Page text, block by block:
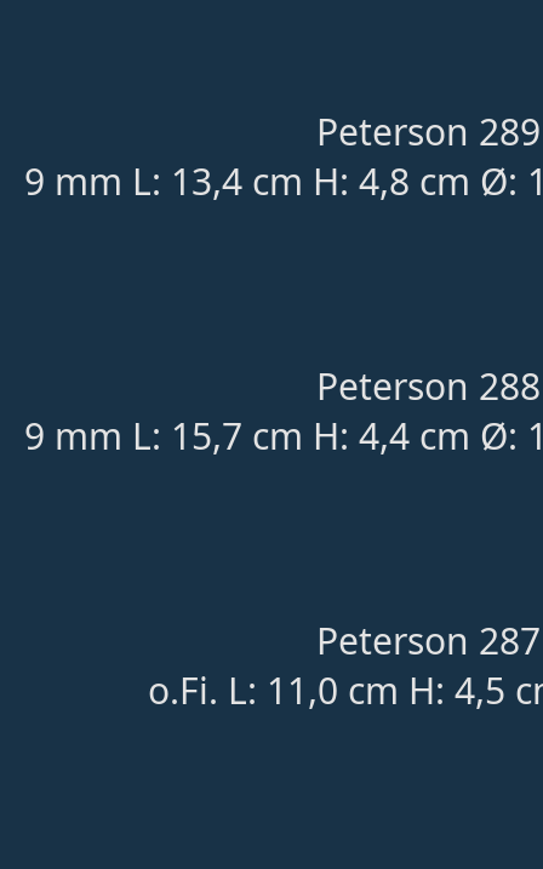
Peterson
9 mm L: 13,4 cm H: 4,8 cm Ø:
Peterson
9 mm L: 15,7 cm H: 4,4 cm Ø:
Peterson
o.Fi. L: 11,0 cm H: 4,5